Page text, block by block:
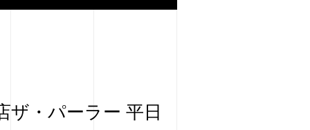
ザ・パーラー 平日